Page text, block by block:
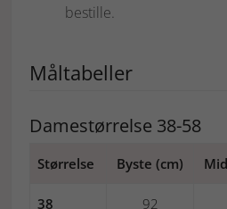
bestille.
Måltabeller
Damestørrelse 38-58
Størrelse Byste (cm)
38 92